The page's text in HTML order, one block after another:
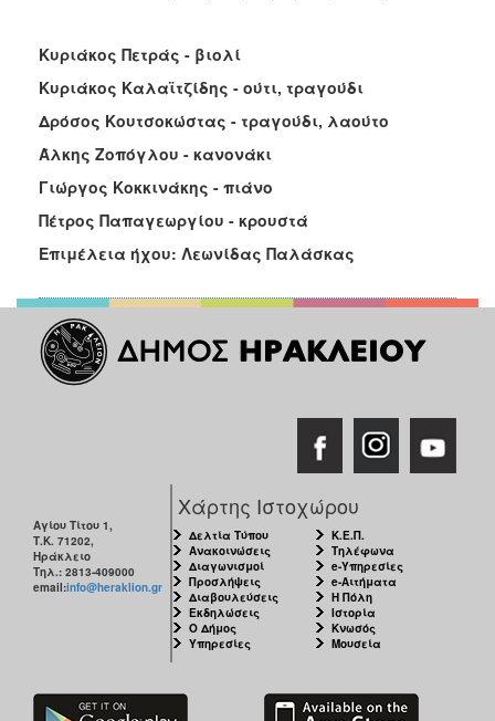
Κυριάκος Πετράς - βιολί
Κυριάκος Καλαϊτζίδης - ούτι, τραγούδι
Δρόσος Κουτσοκώστας - τραγούδι, λαούτο
Άλκης Ζοπόγλου - κανονάκι
Γιώργος Κοκκινάκης - πιάνο
Πέτρος Παπαγεωργίου - κρουστά
Επιμέλεια ήχου: Λεωνίδας Παλάσκας
Αγίου Τίτου 1,
Τ.Κ. 71202,
Ηράκλειο
Τηλ.: 2813-409000
email:info@heraklion.gr
Χάρτης Ιστοχώρου
Δελτία Τύπου
Ανακοινώσεις
Διαγωνισμοί
Προσλήψεις
Διαβουλεύσεις
Εκδηλώσεις
Ο Δήμος
Υπηρεσίες
Κ.Ε.Π.
Τηλέφωνα
e-Υπηρεσίες
e-Αιτήματα
Η Πόλη
Ιστορία
Κνωσός
Μουσεία